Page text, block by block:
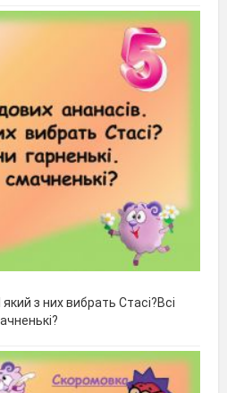
з них вибрать Стасі?Всі